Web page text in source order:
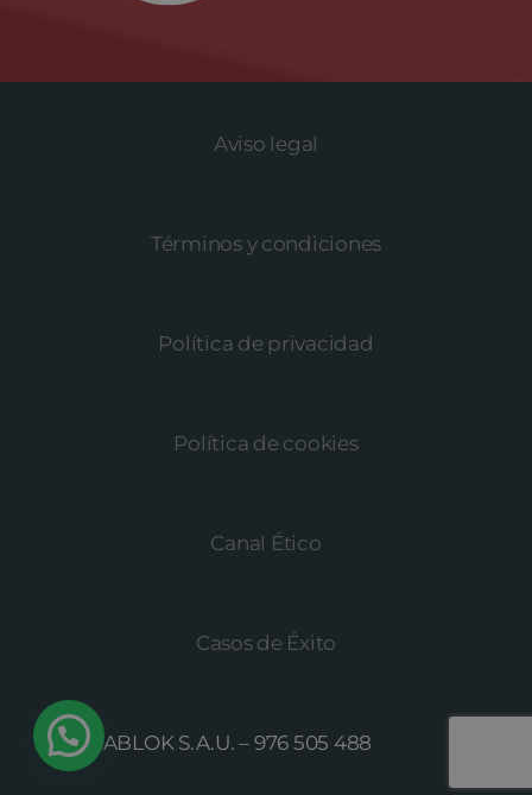
Aviso legal
Términos y condiciones
Política de privacidad
Política de cookies
Canal Ético
Casos de Éxito
© MEGABLOK S.A.U. – 976 505 488